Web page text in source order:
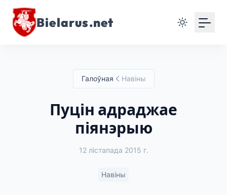
Bielarus.net
Галоўная Навіны
Пуцін адраджае
піянэрыю
12 лістапада 2015 г.
Навіны